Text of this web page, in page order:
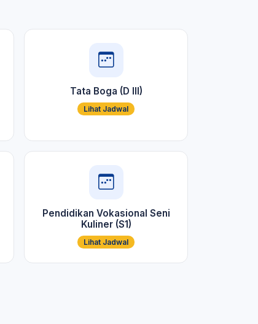
Tata Boga (D III)
Lihat Jadwal
Pendidikan Vokasional Seni
Kuliner (S1)
Lihat Jadwal